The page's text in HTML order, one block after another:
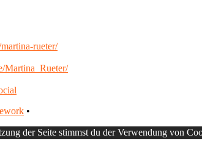
rueter/
•
der Seite stimmst du der Verwendung von